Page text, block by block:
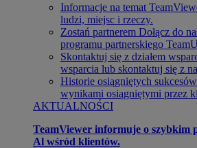
Informacje na temat
ludzi, miejsc i rzeczy.
Zostań partnerem Dołącz do
programu partnerskiego
Skontaktuj się z działem
wsparcia lub skontaktuj się z
Historie osiągniętych sukcesów
wynikami osiągniętymi przez
AKTUALNOŚCI
TeamViewer informuje o szybkim
Al wśród klientów.